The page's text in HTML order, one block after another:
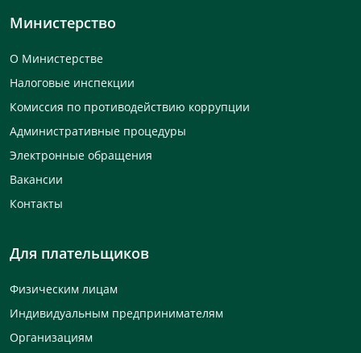
Министерство
О Министерстве
Налоговые инспекции
Комиссия по противодействию коррупции
Административные процедуры
Электронные обращения
Вакансии
Контакты
Для плательщиков
Физическим лицам
Индивидуальным предпринимателям
Организациям